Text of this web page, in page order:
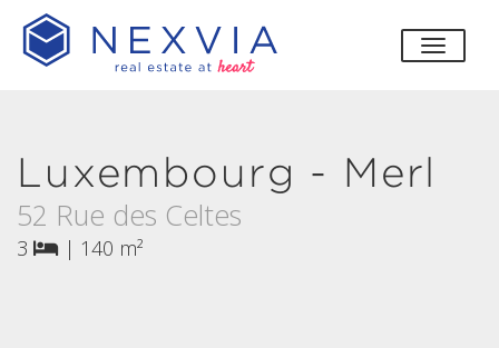
Luxembourg - Merl
52 Rue des Celtes
3 | 140 m²